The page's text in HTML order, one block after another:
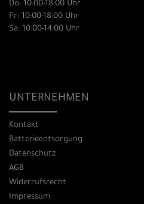
Do: 10:00-18:00 Uhr
Fr: 10:00-18:00 Uhr
Sa: 10:00-14:00 Uhr
UNTERNEHMEN
Kontakt
Batterieentsorgung
Datenschutz
AGB
Widerrufsrecht
Impressum